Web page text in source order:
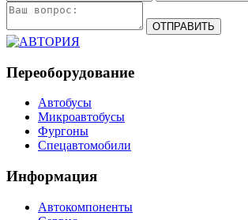
Переоборудование
Автобусы
Микроавтобусы
Фургоны
Спецавтомобили
Информация
Автокомпоненты